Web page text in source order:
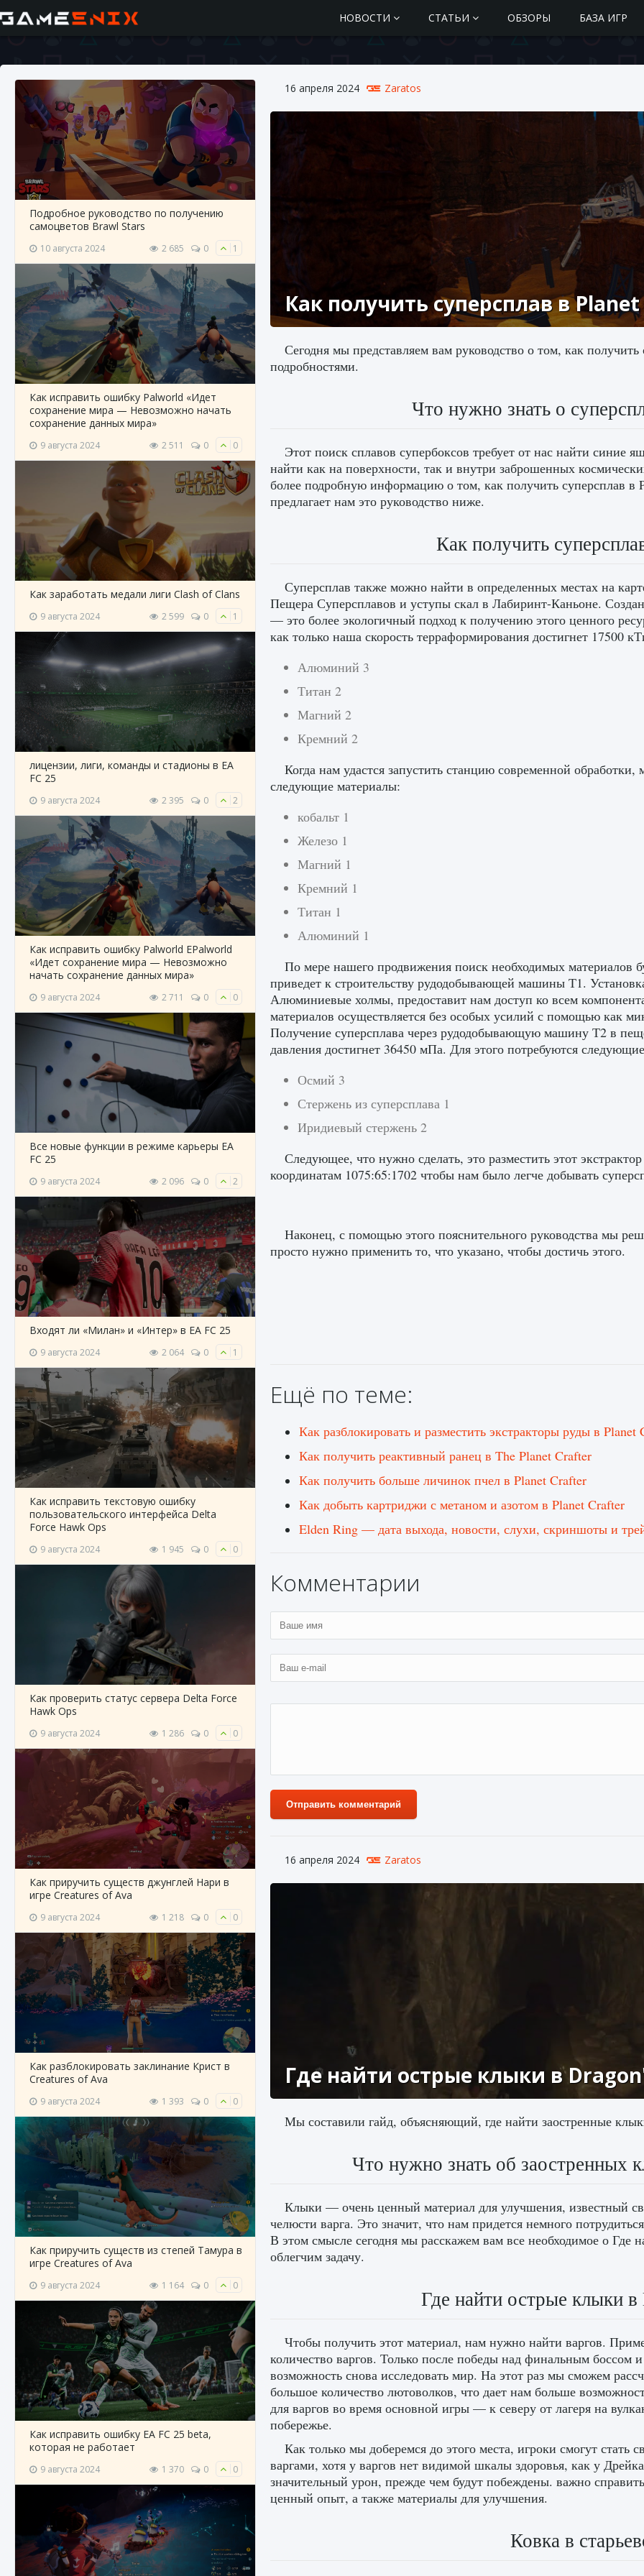
НОВОСТИ СТАТЬИ ОБЗОРЫ БАЗА ИГР
Подробное руководство по получению
самоцветов Brawl Stars
10 августа 2024 2 685 0 1
Как исправить ошибку Palworld «Идет
сохранение мира — Невозможно начать
сохранение данных мира»
9 августа 2024 2 511 0 0
Как заработать медали лиги Clash of Clans
9 августа 2024 2 599 0 1
лицензии, лиги, команды и стадионы в EA
FC 25
9 августа 2024 2 395 0 2
Как исправить ошибку Palworld EPalworld
«Идет сохранение мира — Невозможно
начать сохранение данных мира»
9 августа 2024 2 711 0 0
Все новые функции в режиме карьеры EA
FC 25
9 августа 2024 2 096 0 2
Входят ли «Милан» и «Интер» в EA FC 25
9 августа 2024 2 064 0 1
Как исправить текстовую ошибку
пользовательского интерфейса Delta
Force Hawk Ops
9 августа 2024 1 945 0 0
Как проверить статус сервера Delta Force
Hawk Ops
9 августа 2024 1 286 0 0
Как приручить существ джунглей Нари в
игре Creatures of Ava
9 августа 2024 1 218 0 0
Как разблокировать заклинание Крист в
Creatures of Ava
9 августа 2024 1 393 0 0
Как приручить существ из степей Тамура в
игре Creatures of Ava
9 августа 2024 1 164 0 0
Как исправить ошибку EA FC 25 beta,
которая не работает
9 августа 2024 1 370 0 0
16 апреля 2024 Zaratos
Как получить суперсплав в
Сегодня мы представляем вам руководство о том, как
подробностями.
Что нужно знать о
Этот поиск сплавов супербоксов требует от нас найти синие
найти как на поверхности, так и внутри заброшенных
более подробную информацию о том, как получить суперсплав в
предлагает нам это руководство ниже.
Как получить
Суперсплав также можно найти в определенных местах на
Пещера Суперсплавов и уступы скал в Лабиринт-Каньоне.
— это более экологичный подход к получению этого ценного
как только наша скорость терраформирования достигнет 17500
Алюминий 3
Титан 2
Магний 2
Кремний 2
Когда нам удастся запустить станцию ​​современной
следующие материалы:
кобальт 1
Железо 1
Магний 1
Кремний 1
Титан 1
Алюминий 1
По мере нашего продвижения поиск необходимых материалов
приведет к строительству рудодобывающей машины Т1.
Алюминиевые холмы, предоставит нам доступ ко всем
материалов осуществляется без особых усилий с помощью как
Получение суперсплава через рудодобывающую машину Т2 в
давления достигнет 36450 мПа. Для этого потребуются
Осмий 3
Стержень из суперсплава 1
Иридиевый стержень 2
Следующее, что нужно сделать, это разместить этот
координатам 1075:65:1702 чтобы нам было легче добывать
Наконец, с помощью этого пояснительного руководства мы
просто нужно применить то, что указано, чтобы достичь этого.
Ещё по теме:
Как разблокировать и разместить экстракторы руды в Planet
Как получить реактивный ранец в The Planet Crafter
Как получить больше личинок пчел в Planet Crafter
Как добыть картриджи с метаном и азотом в Planet Crafter
Elden Ring — дата выхода, новости, слухи, скриншоты и
Комментарии
Отправить комментарий
16 апреля 2024 Zaratos
Где найти острые клыки в
Мы составили гайд, объясняющий, где найти заостренные
Что нужно знать об заостренных
Клыки — очень ценный материал для улучшения, известный
челюсти варга. Это значит, что нам придется немного
В этом смысле сегодня мы расскажем вам все необходимое о
облегчим задачу.
Где найти острые клыки
Чтобы получить этот материал, нам нужно найти варгов.
количество варгов. Только после победы над финальным боссом
возможность снова исследовать мир. На этот раз мы сможем
большое количество лютоволков, что дает нам больше
для варгов во время основной игры — к северу от лагеря на
побережье.
Как только мы доберемся до этого места, игроки смогут стать
варгами, хотя у варгов нет видимой шкалы здоровья, как у
значительный урон, прежде чем будут побеждены. важно
ценный опыт, а также материалы для улучшения.
Ковка в